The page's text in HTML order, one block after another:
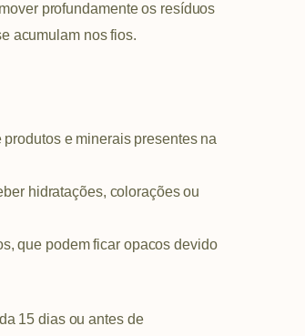
profundamente os resíduos
acumulam nos fios.
e minerais presentes na
hidratações, colorações ou
que podem ficar opacos devido
15 dias ou antes de